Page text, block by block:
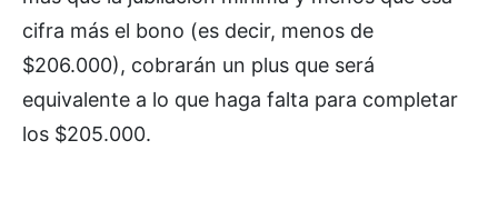
cifra más el bono (es decir, menos de
$206.000), cobrarán un plus que será
equivalente a lo que haga falta para completar
los $205.000.